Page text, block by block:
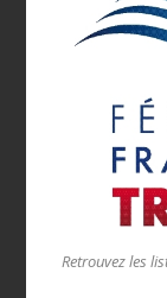
Retrouvez les